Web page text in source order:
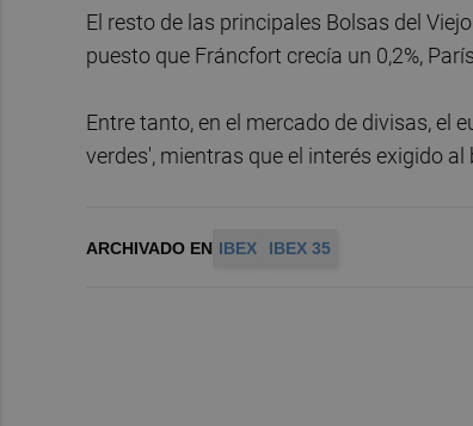
El resto de las principales Bolsas del
puesto que Fráncfort crecía un 0,2%,
Entre tanto, en el mercado de divisas, el
verdes', mientras que el interés exigido
ARCHIVADO EN IBEX IBEX 35